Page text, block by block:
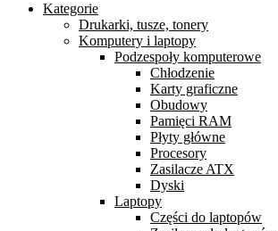
Kategorie
Drukarki, tusze, tonery
Komputery i laptopy
Podzespoły komputerowe
Chłodzenie
Karty graficzne
Obudowy
Pamięci RAM
Płyty główne
Procesory
Zasilacze ATX
Dyski
Laptopy
Części do laptopów